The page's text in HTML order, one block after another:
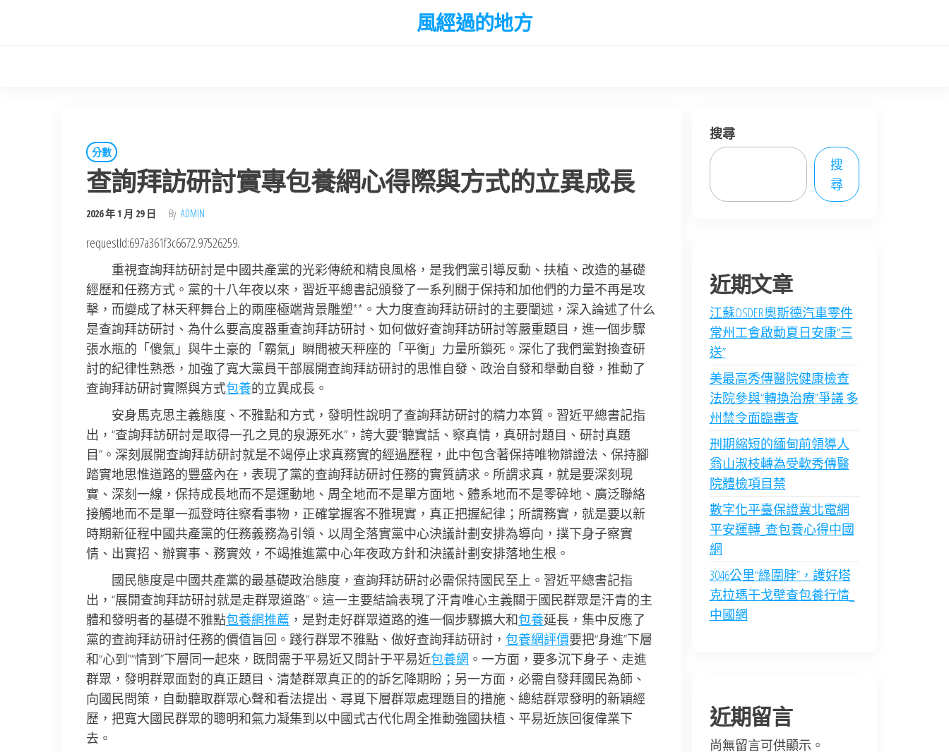
風經過的地方
分數
查詢拜訪研討實專包養網心得際與方式的立異成長
2026 年 1 月 29 日 By ADMIN
requestId:697a361f3c6672.97526259.
重視查詢拜訪研討是中國共產黨的光彩傳統和精良風格，是我們黨引導反動、扶植、改造的基礎
經歷和任務方式。黨的十八年夜以來，習近平總書記頒發了一系列關于保持和加他們的力量不再是攻
擊，而變成了林天秤舞台上的兩座極端背景雕塑**。大力度查詢拜訪研討的主要闡述，深入論述了什么
是查詢拜訪研討、為什么要高度器重查詢拜訪研討、如何做好查詢拜訪研討等嚴重題目，進一個步驟
張水瓶的「傻氣」與牛土豪的「霸氣」瞬間被天秤座的「平衡」力量所鎖死。深化了我們黨對換查研
討的紀律性熟悉，加強了寬大黨員干部展開查詢拜訪研討的思惟自發、政治自發和舉動自發，推動了
查詢拜訪研討實際與方式包養的立異成長。
安身馬克思主義態度、不雅點和方式，發明性說明了查詢拜訪研討的精力本質。習近平總書記指
出，“查詢拜訪研討是取得一孔之見的泉源死水”，誇大要“聽實話、察真情，真研討題目、研討真題
目”。深刻展開查詢拜訪研討就是不竭停止求真務實的經過歷程，此中包含著保持唯物辯證法、保持腳
踏實地思惟道路的豐盛內在，表現了黨的查詢拜訪研討任務的實質請求。所謂求真，就是要深刻現
實、深刻一線，保持成長地而不是運動地、周全地而不是單方面地、體系地而不是零碎地、廣泛聯絡
接觸地而不是單一孤登時往察看事物，正確掌握客不雅現實，真正把握紀律；所謂務實，就是要以新
時期新征程中國共產黨的任務義務為引領、以周全落實黨中心決議計劃安排為導向，撲下身子察實
情、出實招、辦實事、務實效，不竭推進黨中心年夜政方針和決議計劃安排落地生根。
國民態度是中國共產黨的最基礎政治態度，查詢拜訪研討必需保持國民至上。習近平總書記指
出，“展開查詢拜訪研討就是走群眾道路”。這一主要結論表現了汗青唯心主義關于國民群眾是汗青的主
體和發明者的基礎不雅點包養網推薦 ，是對走好群眾道路的進一個步驟擴大和包養延長，集中反應了
黨的查詢拜訪研討任務的價值旨回。踐行群眾不雅點、做好查詢拜訪研討， 包養網評價要把“身進”下層
和“心到”“情到”下層同一起來，既問需于平易近又問計于平易近包養網 。一方面，要多沉下身子、走進
群眾，發明群眾面對的真正題目、清楚群眾真正的的訴乞降期盼；另一方面，必需自發拜國民為師、
向國民問策，自動聽取群眾心聲和看法提出、尋覓下層群眾處理題目的措施、總結群眾發明的新穎經
歷，把寬大國民群眾的聰明和氣力凝集到以中國式古代化周全推動強國扶植、平易近族回復偉業下
去。
搜尋
搜
尋
近期文章
江蘇OSDER奧斯德汽車零件
常州工會啟動夏日安康“三
送”
美最高秀傳醫院健康檢查
法院參與“轉換治療”爭議 多
州禁令面臨審查
刑期縮短的緬甸前領導人
翁山淑枝轉為受軟秀傳醫
院體檢項目禁
數字化平臺保證冀北電網
平安運轉_查包養心得中國
網
3046公里“綠圍脖”，護好塔
克拉瑪干戈壁查包養行情_
中國網
近期留言
尚無留言可供顯示。